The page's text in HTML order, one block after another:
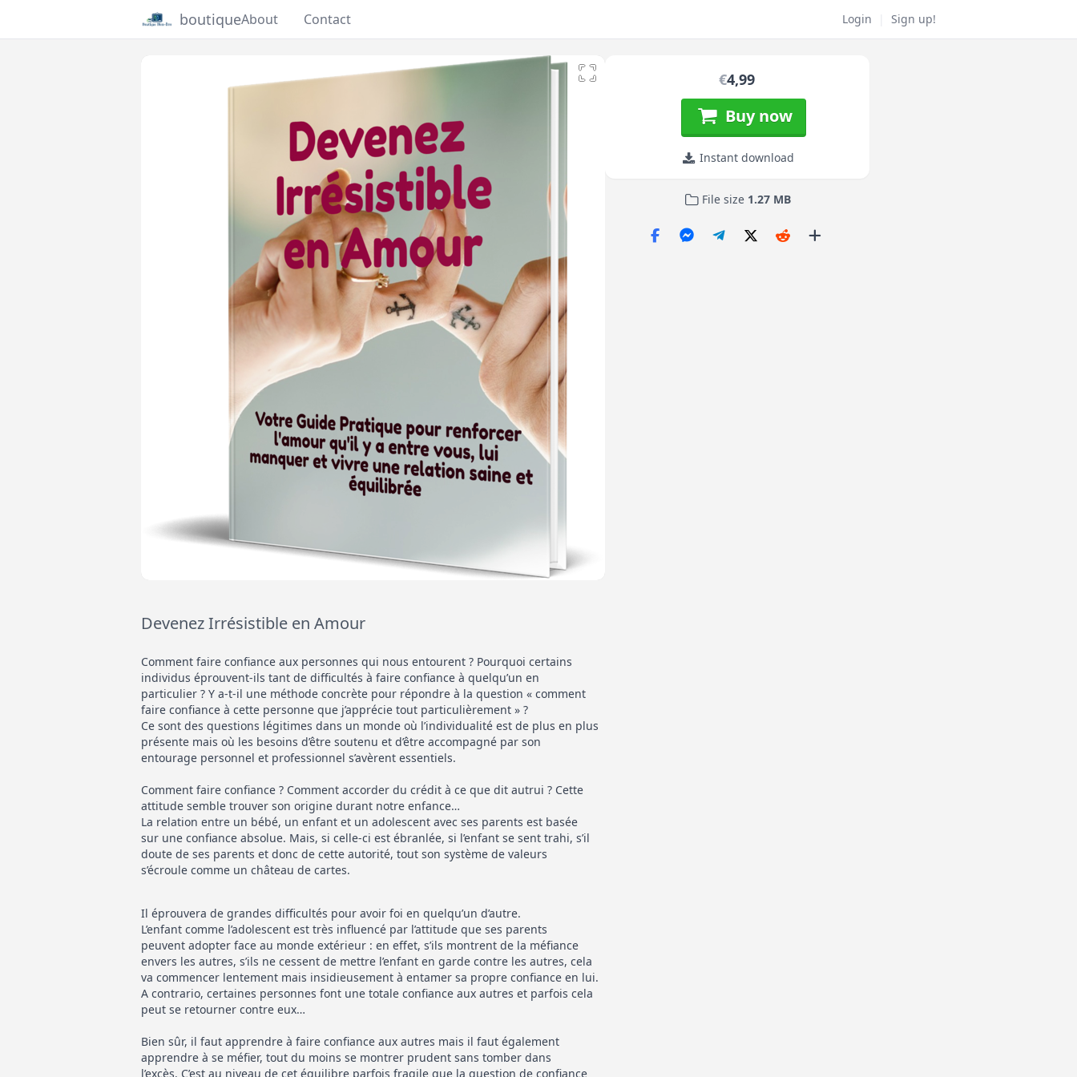
boutiqueAbout Contact Login Sign up!
€4,99
Buy now
Instant download
File size 1.27 MB
Devenez Irrésistible en Amour
Comment faire confiance aux personnes qui nous entourent ? Pourquoi certains
individus éprouvent-ils tant de difficultés à faire confiance à quelqu’un en
particulier ? Y a-t-il une méthode concrète pour répondre à la question « comment
faire confiance à cette personne que j’apprécie tout particulièrement » ?
Ce sont des questions légitimes dans un monde où l’individualité est de plus en plus
présente mais où les besoins d’être soutenu et d’être accompagné par son
entourage personnel et professionnel s’avèrent essentiels.
Comment faire confiance ? Comment accorder du crédit à ce que dit autrui ? Cette
attitude semble trouver son origine durant notre enfance…
La relation entre un bébé, un enfant et un adolescent avec ses parents est basée
sur une confiance absolue. Mais, si celle-ci est ébranlée, si l’enfant se sent trahi, s’il
doute de ses parents et donc de cette autorité, tout son système de valeurs
s’écroule comme un château de cartes.
Il éprouvera de grandes difficultés pour avoir foi en quelqu’un d’autre.
L’enfant comme l’adolescent est très influencé par l’attitude que ses parents
peuvent adopter face au monde extérieur : en effet, s’ils montrent de la méfiance
envers les autres, s’ils ne cessent de mettre l’enfant en garde contre les autres, cela
va commencer lentement mais insidieusement à entamer sa propre confiance en lui.
A contrario, certaines personnes font une totale confiance aux autres et parfois cela
peut se retourner contre eux…
Bien sûr, il faut apprendre à faire confiance aux autres mais il faut également
apprendre à se méfier, tout du moins se montrer prudent sans tomber dans
l’excès. C’est au niveau de cet équilibre parfois fragile que la question de confiance